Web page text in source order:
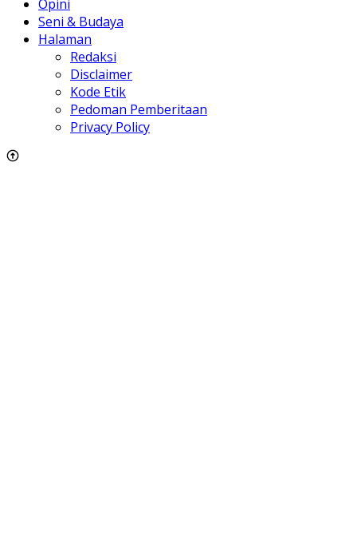
Disclaimer
Kode Etik
Pedoman Pemberitaan
Privacy Policy